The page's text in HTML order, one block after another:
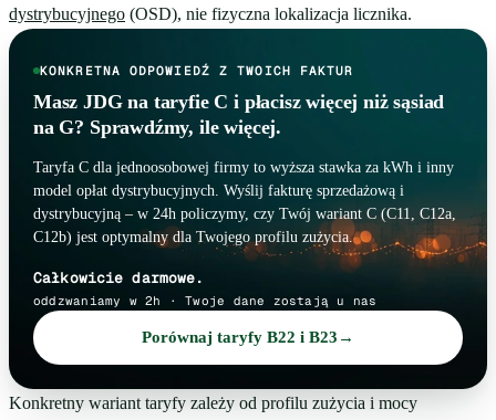
dystrybucyjnego (OSD), nie fizyczna lokalizacja licznika.
KONKRETNA ODPOWIEDŹ Z TWOICH FAKTUR
Masz JDG na taryfie C i płacisz więcej niż sąsiad
na G? Sprawdźmy, ile więcej.
Taryfa C dla jednoosobowej firmy to wyższa stawka za kWh i inny
model opłat dystrybucyjnych. Wyślij fakturę sprzedażową i
dystrybucyjną – w 24h policzymy, czy Twój wariant C (C11, C12a,
C12b) jest optymalny dla Twojego profilu zużycia.
Porównaj taryfy B22 i B23 →
Całkowicie darmowe.
oddzwaniamy w 2h · Twoje dane zostają u nas
Konkretny wariant taryfy zależy od profilu zużycia i mocy